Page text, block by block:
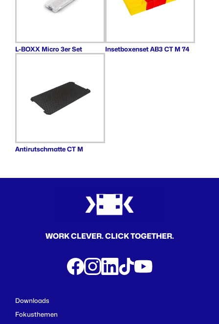
L-BOXX Micro 3er Set Insetboxenset AB3 CT M 74
Antirutschmatte CT M
WORK CLEVER. CLICK TOGETHER.
Downloads
Fokusthemen